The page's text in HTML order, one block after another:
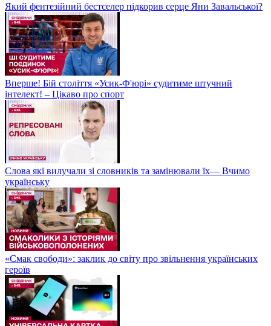
Який фентезійний бестселер підкорив серце Яни Завальської?
Вперше! Бій століття «Усик-Ф'юрі» судитиме штучний
інтелект! – Цікаво про спорт
Слова які вилучали зі словників та замінювали їх— Вчимо
українську
«Смак свободи»: заклик до світу про звільнення українських
героїв